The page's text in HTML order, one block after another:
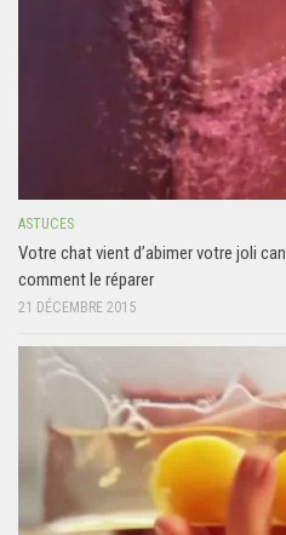
ASTUCES
Votre chat vient d’abimer votre joli
comment le réparer
21 DÉCEMBRE 2015